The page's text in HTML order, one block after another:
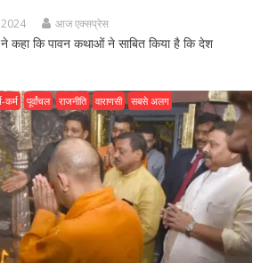
2024 आज एक्सप्रेस
ने कहा कि पावन कथाओं ने साबित किया है कि देश
कर्म पूर्वांचल राजनीति वाराणसी सबसे अलग